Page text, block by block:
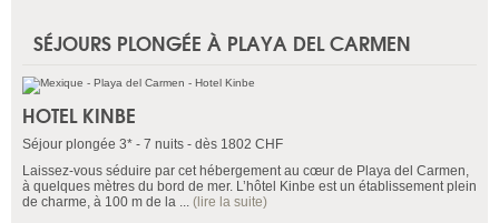
SÉJOURS PLONGÉE À PLAYA DEL CARMEN
HOTEL KINBE
Séjour plongée 3* - 7 nuits - dès 1802 CHF
Laissez-vous séduire par cet hébergement au cœur de Playa del Carmen,
à quelques mètres du bord de mer. L’hôtel Kinbe est un établissement plein
de charme, à 100 m de la ... (lire la suite)